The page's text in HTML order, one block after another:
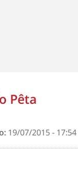
Pêta
19/07/2015 - 17:54